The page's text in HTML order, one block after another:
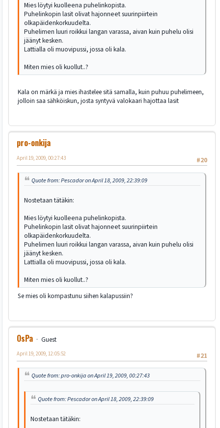
Mies löytyi kuolleena puhelinkopista.
Puhelinkopin lasit olivat hajonneet suurinpiirtein
olkapäidenkorkuudelta.
Puhelimen luuri roikkui langan varassa, aivan kuin puhelu olisi
jäänyt kesken.
Lattialla oli muovipussi, jossa oli kala.
Miten mies oli kuollut..?
Kala on märkä ja mies ihastelee sitä samalla, kuin puhuu puhelimeen,
jolloin saa sähköiskun, josta syntyvä valokaari hajottaa lasit
pro-onkija
#20
April 19, 2009, 00:27:43
Quote from: Pescador on April 18, 2009, 22:39:09
Nostetaan tätäkin:
Mies löytyi kuolleena puhelinkopista.
Puhelinkopin lasit olivat hajonneet suurinpiirtein
olkapäidenkorkuudelta.
Puhelimen luuri roikkui langan varassa, aivan kuin puhelu olisi
jäänyt kesken.
Lattialla oli muovipussi, jossa oli kala.
Miten mies oli kuollut..?
Se mies oli kompastunu siihen kalapussiin?
OsPa
Guest
#21
April 19, 2009, 12:05:52
Quote from: pro-onkija on April 19, 2009, 00:27:43
Quote from: Pescador on April 18, 2009, 22:39:09
Nostetaan tätäkin: